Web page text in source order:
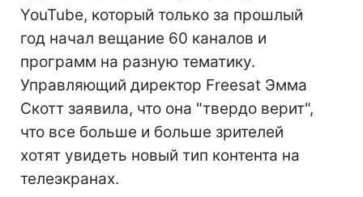
YouTube, который только за прошлый
год начал вещание 60 каналов и
программ на разную тематику.
Управляющий директор Freesat Эмма
Скотт заявила, что она "твердо верит",
что все больше и больше зрителей
хотят увидеть новый тип контента на
телеэкранах.